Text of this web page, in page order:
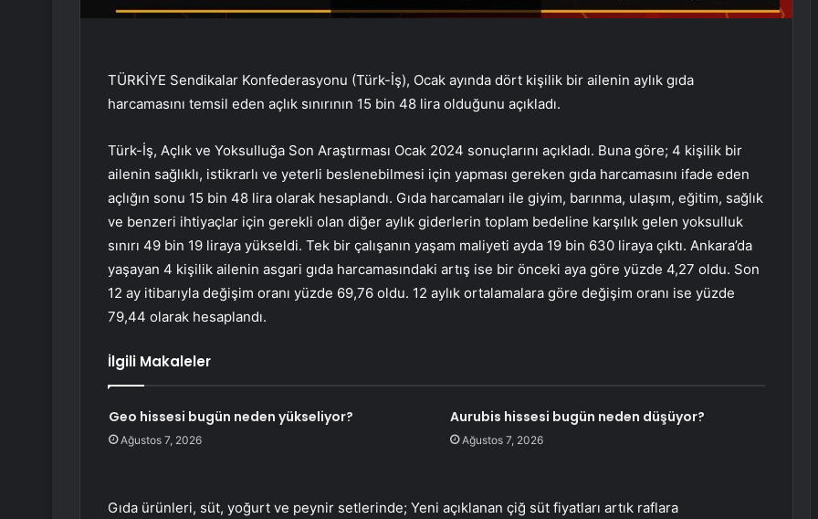
TÜRKİYE Sendikalar Konfederasyonu (Türk-İş), Ocak ayında dört kişilik bir ailenin aylık gıda
harcamasını temsil eden açlık sınırının 15 bin 48 lira olduğunu açıkladı.
Türk-İş, Açlık ve Yoksulluğa Son Araştırması Ocak 2024 sonuçlarını açıkladı. Buna göre; 4 kişilik bir
ailenin sağlıklı, istikrarlı ve yeterli beslenebilmesi için yapması gereken gıda harcamasını ifade eden
açlığın sonu 15 bin 48 lira olarak hesaplandı. Gıda harcamaları ile giyim, barınma, ulaşım, eğitim, sağlık
ve benzeri ihtiyaçlar için gerekli olan diğer aylık giderlerin toplam bedeline karşılık gelen yoksulluk
sınırı 49 bin 19 liraya yükseldi. Tek bir çalışanın yaşam maliyeti ayda 19 bin 630 liraya çıktı. Ankara’da
yaşayan 4 kişilik ailenin asgari gıda harcamasındaki artış ise bir önceki aya göre yüzde 4,27 oldu. Son
12 ay itibarıyla değişim oranı yüzde 69,76 oldu. 12 aylık ortalamalara göre değişim oranı ise yüzde
79,44 olarak hesaplandı.
İlgili Makaleler
Geo hissesi bugün neden yükseliyor?
Ağustos 7, 2026
Aurubis hissesi bugün neden düşüyor?
Ağustos 7, 2026
Gıda ürünleri, süt, yoğurt ve peynir setlerinde; Yeni açıklanan çiğ süt fiyatları artık raflara